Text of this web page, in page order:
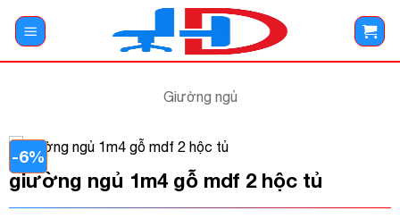
Giường ngủ
-6%
giường ngủ 1m4 gỗ mdf 2 hộc tủ